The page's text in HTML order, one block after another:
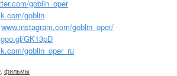
goblin_oper
goblin
www.instagram.com/goblin_oper/
goo.gl/GK13pD
goblin_oper_ru
фильмы